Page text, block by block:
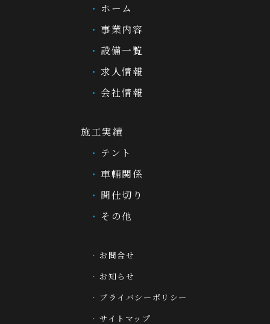
ホーム
事業内容
設備一覧
求人情報
会社情報
施工実績
テント
車輛関係
間仕切り
その他
お問合せ
お知らせ
プライバシーポリシー
サイトマップ